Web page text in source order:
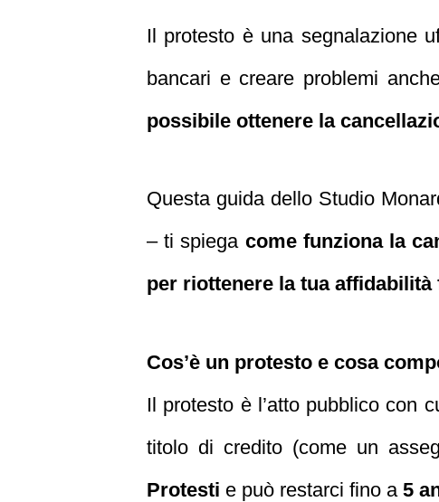
Il protesto è una segnalazione
bancari e creare problemi
possibile ottenere la
Questa guida dello Studio
– ti spiega come funziona la
per riottenere la tua affidabilità
Cos’è un protesto e cosa
Il protesto è l’atto pubblico con
titolo di credito (come un
Protesti e può restarci fino a 5